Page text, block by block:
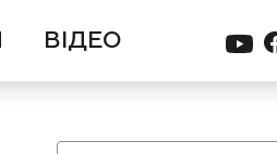
ВІДЕО